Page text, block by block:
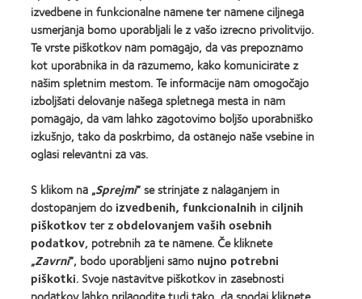
Naši izdelki
Poiščite svoje kontaktne leče
Tehnologija kontaktnih leč
Najdite Optika
Nov uporabnik
Izkušen uporabnik
O družbi CooperVision
Zaposlitev pri družbi CooperVision
izvedbene in funkcionalne namene ter namene ciljnega
usmerjanja bomo uporabljali le z vašo izrecno privolitvijo.
Te vrste piškotkov nam pomagajo, da vas prepoznamo
kot uporabnika in da razumemo, kako komunicirate z
našim spletnim mestom. Te informacije nam omogočajo
izboljšati delovanje našega spletnega mesta in nam
pomagajo, da vam lahko zagotovimo boljšo uporabniško
izkušnjo, tako da poskrbimo, da ostanejo naše vsebine in
oglasi relevantni za vas.
S klikom na „Sprejmi“ se strinjate z nalaganjem in
dostopanjem do izvedbenih, funkcionalnih inciljnih
piškotkovter zobdelovanjem vaših osebnih
podatkov, potrebnih za te namene. Če kliknete
„Zavrni“, bodo uporabljeni samo nujno potrebni
piškotki. Svoje nastavitve piškotkov in zasebnosti